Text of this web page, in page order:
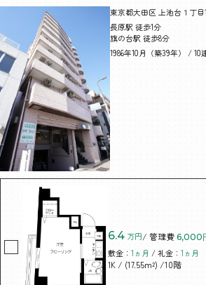
東京都大田区 上池台１丁目
長原駅 徒歩1分
旗の台駅 徒歩8分
1986年10月（築39年） / 10
6.4 万円/ 管理費 6,000
敷金：1ヵ月 / 礼金：1ヵ月
1K / (17.55m²) /10階